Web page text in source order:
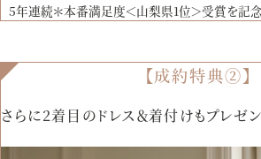
5年連続＊本番満足度＜山梨県1位＞受賞を記念
【成約特典②】
さらに2着目のドレス＆着付けもプレゼン